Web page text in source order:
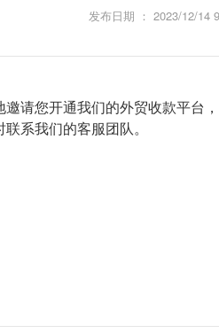
发布日期 ： 2023/12/14
请您开通我们的外贸收款平
系我们的客服团队。